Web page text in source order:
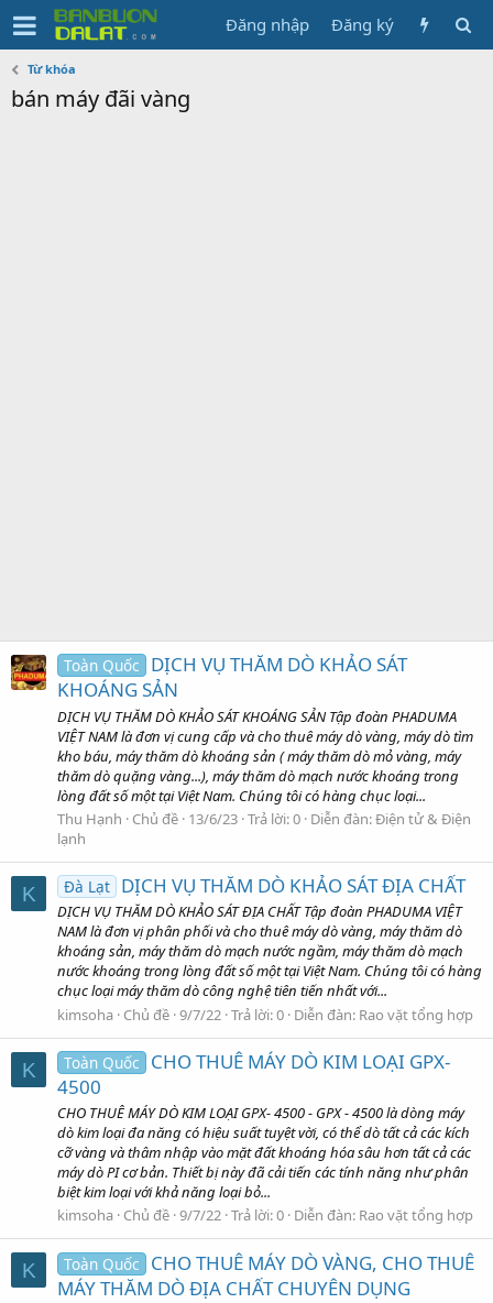
Đăng nhập Đăng ký
Từ khóa
bán máy đãi vàng
Toàn Quốc
DỊCH VỤ THĂM DÒ KHẢO SÁT
KHOÁNG SẢN
DỊCH VỤ THĂM DÒ KHẢO SÁT KHOÁNG SẢN Tập đoàn PHADUMA
VIỆT NAM là đơn vị cung cấp và cho thuê máy dò vàng, máy dò tìm
kho báu, máy thăm dò khoáng sản ( máy thăm dò mỏ vàng, máy
thăm dò quặng vàng...), máy thăm dò mạch nước khoáng trong
lòng đất số một tại Việt Nam. Chúng tôi có hàng chục loại...
Thu Hạnh
Chủ đề 13/6/23 Trả lời: 0 Diễn đàn:Điện tử & Điện
lạnh
K Đà Lạt DỊCH VỤ THĂM DÒ KHẢO SÁT ĐỊA CHẤT
DỊCH VỤ THĂM DÒ KHẢO SÁT ĐỊA CHẤT Tập đoàn PHADUMA VIỆT
NAM là đơn vị phân phối và cho thuê máy dò vàng, máy thăm dò
khoáng sản, máy thăm dò mạch nước ngầm, máy thăm dò mạch
nước khoáng trong lòng đất số một tại Việt Nam. Chúng tôi có hàng
chục loại máy thăm dò công nghệ tiên tiến nhất với...
kimsoha Chủ đề 9/7/22 Trả lời: 0 Diễn đàn: Rao vặt tổng hợp
K Toàn Quốc
CHO THUÊ MÁY DÒ KIM LOẠI GPX-
4500
CHO THUÊ MÁY DÒ KIM LOẠI GPX- 4500 - GPX ‑ 4500 là dòng máy
dò kim loại đa năng có hiệu suất tuyệt vời, có thể dò tất cả các kích
cỡ vàng và thâm nhập vào mặt đất khoáng hóa sâu hơn tất cả các
máy dò PI cơ bản. Thiết bị này đã cải tiến các tính năng như phân
biệt kim loại với khả năng loại bỏ...
kimsoha Chủ đề 9/7/22 Trả lời: 0 Diễn đàn: Rao vặt tổng hợp
K Toàn Quốc
CHO THUÊ MÁY DÒ VÀNG, CHO THUÊ
MÁY THĂM DÒ ĐỊA CHẤT CHUYÊN DỤNG